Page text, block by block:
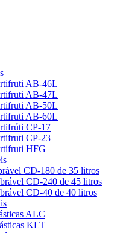
AB-46L
AB-47L
AB-50L
AB-60L
CP-17
CP-23
HFG
CD-180 de 35 litros
CD-240 de 45 litros
CD-40 de 40 litros
ALC
KLT